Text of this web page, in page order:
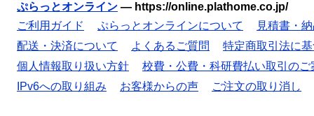
ぷらっとオンライン — https://online.plathome.co.jp/
ご利用ガイド
ぷらっとオンラインについて
見積書・
配送・決済について
よくあるご質問
特定商取引法に
個人情報取り扱い方針
校費・公費・科研費払い取引のご
IPv6への取り組み
お客様からの声 ご注文の取り消し